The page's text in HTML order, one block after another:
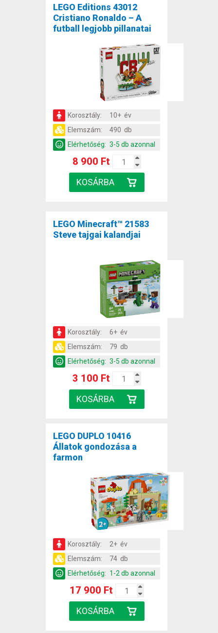
LEGO Editions 43012
Cristiano Ronaldo – A
futball legjobb pillanatai
Korosztály:
10+ év
Elemszám:
490 db
Elérhetőség: 3-5 db azonnal
8 900 Ft
LEGO Minecraft™ 21583
Steve tajgai kalandjai
Korosztály:
6+ év
Elemszám:
79 db
Elérhetőség: 3-5 db azonnal
3 100 Ft
LEGO DUPLO 10416
Állatok gondozása a
farmon
Korosztály:
2+ év
Elemszám:
74 db
Elérhetőség: 1-2 db azonnal
17 900 Ft